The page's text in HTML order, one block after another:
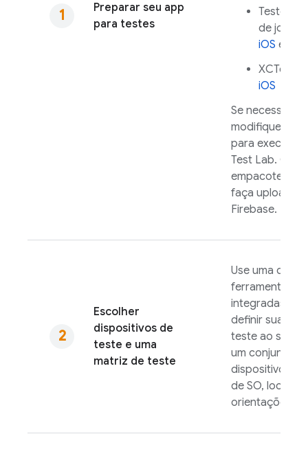
Preparar seu app
para testes
Teste de
de jogo
iOS e
XCTest
iOS
Se necessário,
modifique o
para executar
Test Lab. Crie
empacote o
faça upload
Firebase.
Escolher
dispositivos de
teste e uma
matriz de teste
Use uma das
ferramentas
integradas
definir sua
teste ao
um conjunto
dispositivos,
de SO,
orientações